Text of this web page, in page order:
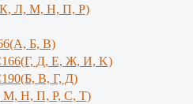
Л, М, Н, П, Р)
Б, В)
Д, Е, Ж, И, K)
В, Г, Д)
М, Н, П, Р, С, Т)